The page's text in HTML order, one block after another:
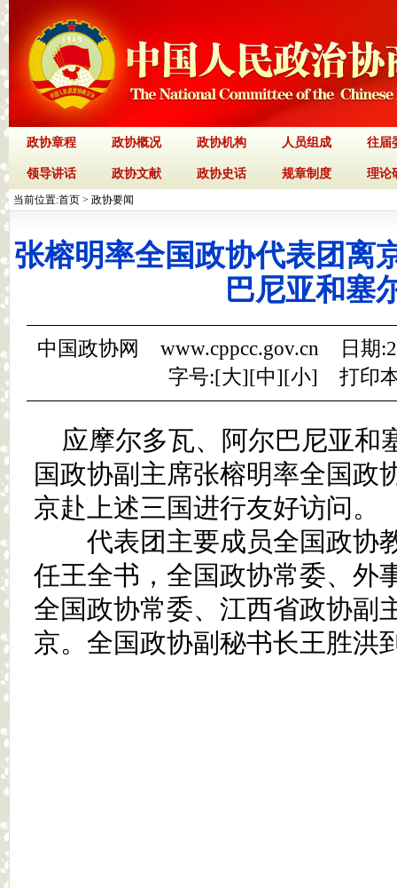
政协章程 政协概况 政协机构 人员组成 往届
领导讲话 政协文献 政协史话 规章制度 理论
当前位置:首页 > 政协要闻
张榕明率全国政协代表团离
巴尼亚和塞
中国政协网 www.cppcc.gov.cn 日期
字号:[大][中][小] 打印
应摩尔多瓦、阿尔巴尼亚和
国政协副主席张榕明率全国政
京赴上述三国进行友好访问。
代表团主要成员全国政协
任王全书，全国政协常委、外
全国政协常委、江西省政协副
京。全国政协副秘书长王胜洪